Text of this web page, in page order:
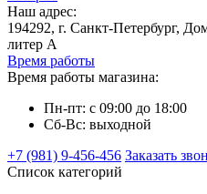
Наш адрес:
194292, г. Санкт-Петербург,
литер А
Время работы
Время работы магазина:
Пн-пт: с 09:00 до 18:00
Сб-Вс: выходной
+7 (981) 9-456-456 Заказать
Список категорий